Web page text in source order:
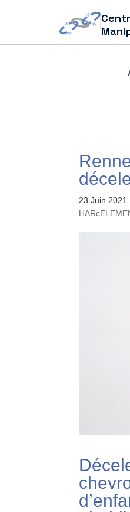
23 Juin 2021